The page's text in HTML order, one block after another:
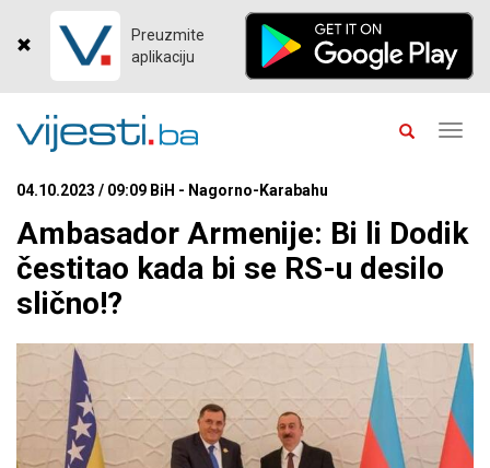
Preuzmite
aplikaciju
04.10.2023 / 09:09 BiH - Nagorno-Karabahu
Ambasador Armenije: Bi li Dodik
čestitao kada bi se RS-u desilo
slično!?